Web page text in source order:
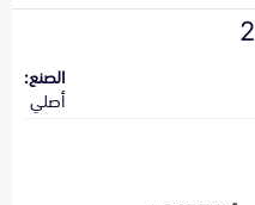
الصنع:
أصلي